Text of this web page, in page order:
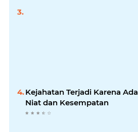
Kejahatan Terjadi Karena Ada
Niat dan Kesempatan